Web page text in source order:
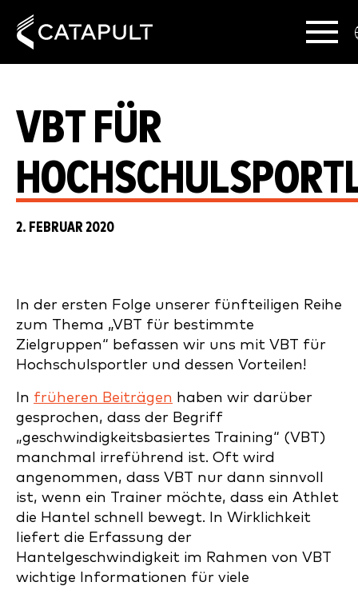
VBT FÜR
2. FEBRUAR 2020
In der ersten Folge unserer fünfteiligen Reihe
zum Thema „VBT für bestimmte
Zielgruppen“ befassen wir uns mit VBT für
Hochschulsportler und dessen Vorteilen!
In früheren Beiträgen haben wir darüber
gesprochen, dass der Begriff
„geschwindigkeitsbasiertes Training“ (VBT)
manchmal irreführend ist. Oft wird
angenommen, dass VBT nur dann sinnvoll
ist, wenn ein Trainer möchte, dass ein Athlet
die Hantel schnell bewegt. In Wirklichkeit
liefert die Erfassung der
Hantelgeschwindigkeit im Rahmen von VBT
wichtige Informationen für viele